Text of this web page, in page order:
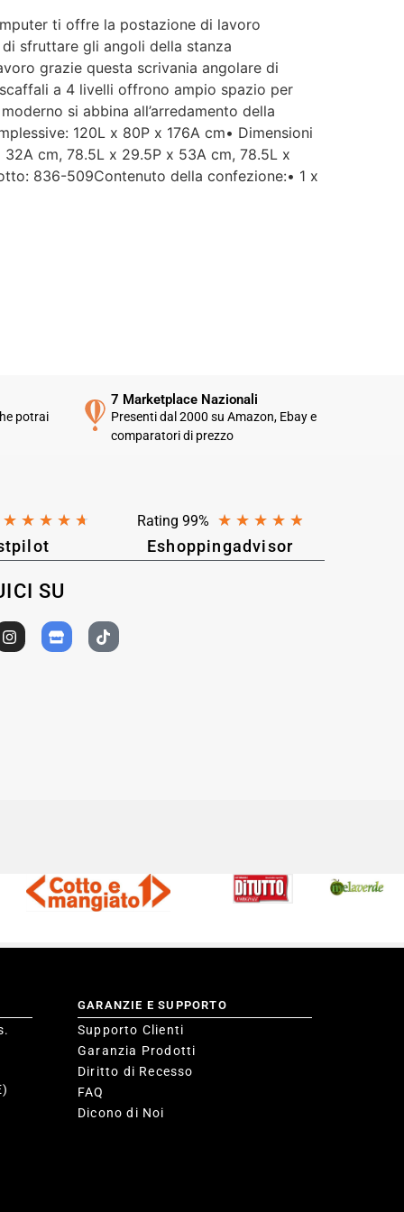
ti offre la postazione di lavoro
sfruttare gli angoli della stanza
grazie questa scrivania angolare di
a 4 livelli offrono ampio spazio per
si abbina all’arredamento della
120L x 80P x 176A cm• Dimensioni
cm, 78.5L x 29.5P x 53A cm, 78.5L x
836-509Contenuto della confezione:• 1 x
potrai
7 Marketplace Nazionali
Presenti dal 2000 su Amazon, Ebay e
comparatori di prezzo
★ ★ ★ ★ ★ Rating 99% ★ ★ ★ ★ ★
Eshoppingadvisor
SU
GARANZIE E SUPPORTO
Supporto Clienti
Garanzia Prodotti
Diritto di Recesso
FAQ
Dicono di Noi